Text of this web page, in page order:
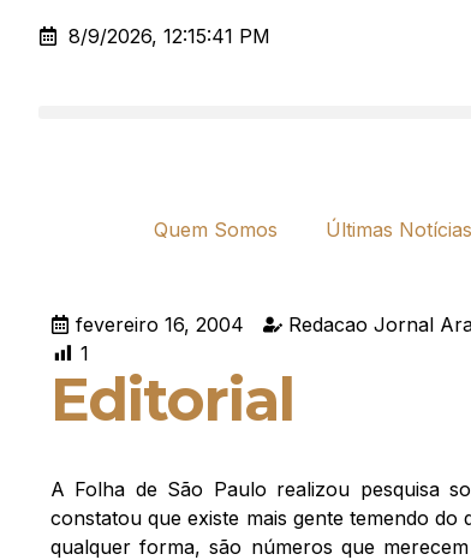
8/9/2026, 12:15:41 PM
Quem Somos Últimas Notícias
fevereiro 16, 2004
Redacao Jornal
1
Editorial
A Folha de São Paulo realizou pesquisa
constatou que existe mais gente temendo do
qualquer forma, são números que